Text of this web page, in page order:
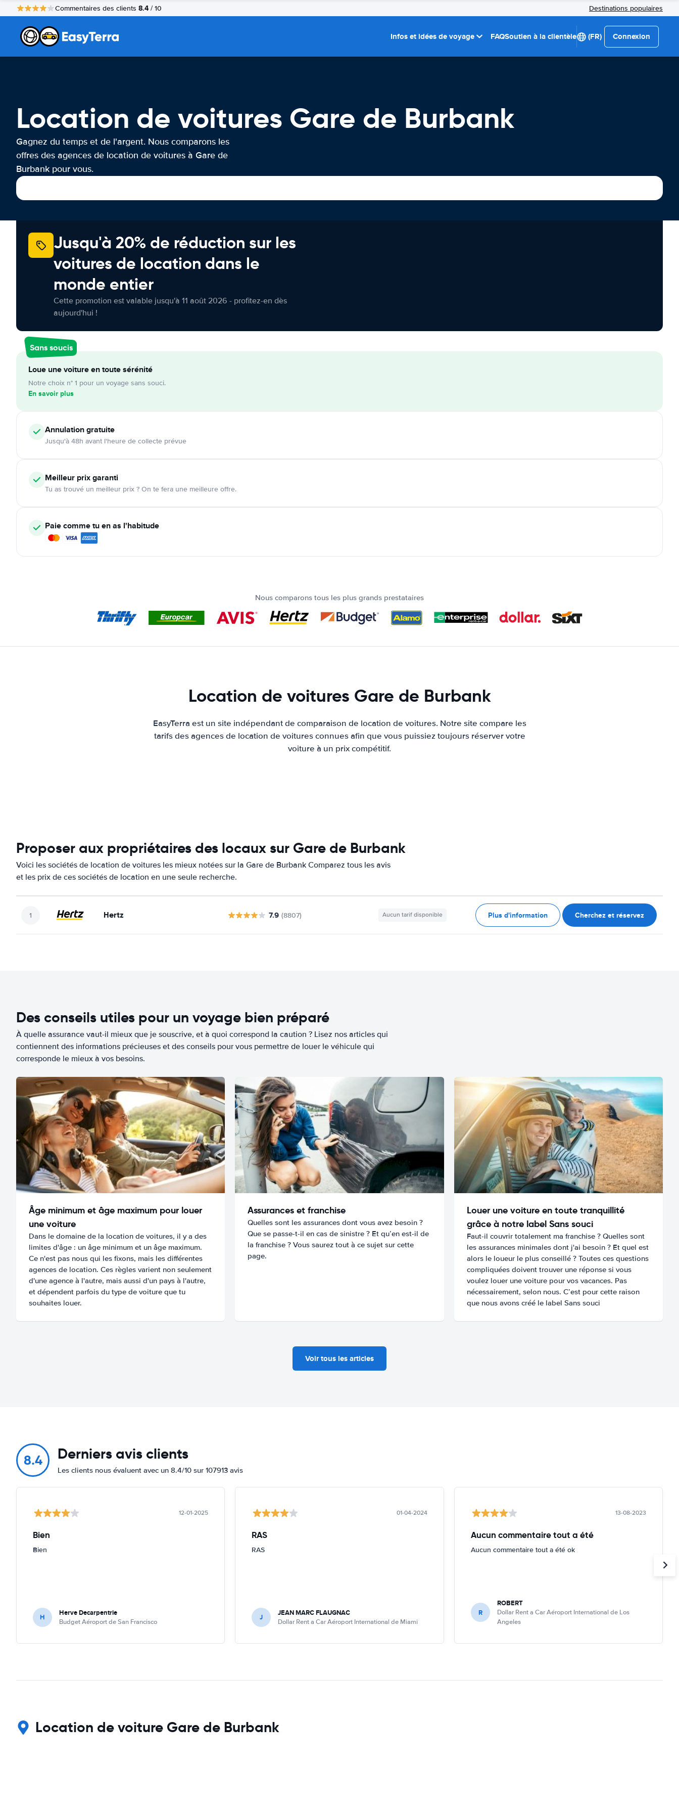
Commentaires des clients 8.4 / 10 Destinations populaires
Infos et idées de voyage FAQSoutien à la clientèle (FR) Connexion
Location de voitures Gare de Burbank
Gagnez du temps et de l'argent. Nous comparons les
offres des agences de location de voitures à Gare de
Burbank pour vous.
Jusqu'à 20% de réduction sur les
voitures de location dans le
monde entier
Cette promotion est valable jusqu'à 11 août 2026 - profitez-en dès
aujourd'hui !
Sans soucis
Loue une voiture en toute sérénité
Notre choix n° 1 pour un voyage sans souci.
En savoir plus
Annulationgratuite
Jusqu'à 48h avant l'heure de collecte prévue
Meilleur prix garanti
Tu as trouvé un meilleur prix ? On te fera une meilleure offre.
Paie comme tu en as l'habitude
Nous comparons tous les plus grands prestataires
Location de voitures Gare de Burbank
EasyTerra est un site indépendant de comparaison de location de voitures. Notre site compare les
tarifs des agences de location de voitures connues afin que vous puissiez toujours réserver votre
voiture à un prix compétitif.
Proposer aux propriétaires des locaux sur Gare de Burbank
Voici les sociétés de location de voitures les mieux notées sur la Gare de Burbank Comparez tous les avis
et les prix de ces sociétés de location en une seule recherche.
Hertz 7.9 (8807) Aucun tarif disponible Plus d'information Cherchez et réservez
Des conseils utiles pour un voyage bien préparé
À quelle assurance vaut-il mieux que je souscrive, et à quoi correspond la caution ? Lisez nos articles qui
contiennent des informations précieuses et des conseils pour vous permettre de louer le véhicule qui
corresponde le mieux à vos besoins.
Âge minimum et âge maximum pour louer
une voiture
Dans le domaine de la location de voitures, il y a des
limites d'âge : un âge minimum et un âge maximum.
Ce n'est pas nous qui les fixons, mais les différentes
agences de location. Ces règles varient non seulement
d'une agence à l'autre, mais aussi d'un pays à l'autre,
et dépendent parfois du type de voiture que tu
souhaites louer.
Assurances et franchise
Quelles sont les assurances dont vous avez besoin ?
Que se passe-t-il en cas de sinistre ? Et qu’en est-il de
la franchise ? Vous saurez tout à ce sujet sur cette
page.
Louer une voiture en toute tranquillité
grâce à notre label Sans souci
Faut-il couvrir totalement ma franchise ? Quelles sont
les assurances minimales dont j'ai besoin ? Et quel est
alors le loueur le plus conseillé ? Toutes ces questions
compliquées doivent trouver une réponse si vous
voulez louer une voiture pour vos vacances. Pas
nécessairement, selon nous. C’est pour cette raison
que nous avons créé le label Sans souci
Voir tous les articles
8.4 Derniers avis clients
Les clients nous évaluent avec un 8.4/10 sur 107913 avis
12-01-2025
Bien
Bien
H Herve Decarpentrie
Budget Aéroport de San Francisco
01-04-2024
RAS
RAS
J JEAN MARC FLAUGNAC
Dollar Rent a Car Aéroport International de Miami
13-08-2023
Aucun commentaire tout a été
Aucun commentaire tout a été ok
R
ROBERT
Dollar Rent a Car Aéroport International de Los
Angeles
Location de voiture Gare de Burbank